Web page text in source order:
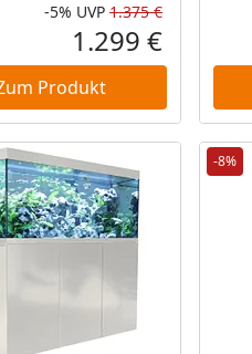
Rabatt in
-5% UVP 1.375 €
Aktueller
1.299 €
Produkt
-8%